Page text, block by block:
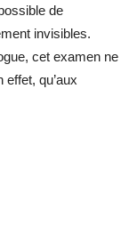
de
invisibles.
cet examen ne
effet, qu’aux